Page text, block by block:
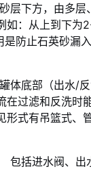
层下方，由多层
如：从上到下
是防止石英砂漏
体底部（出水/
在过滤和反洗时
形式有吊篮式、
包括进水阀、出